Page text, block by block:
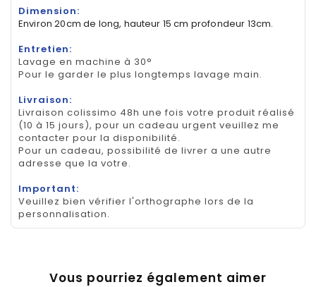
Dimension:
Environ 20cm de long, hauteur 15 cm profondeur 13cm.
Entretien:
Lavage en machine à 30°
Pour le garder le plus longtemps lavage main.
Livraison:
Livraison colissimo 48h une fois votre produit réalisé
(10 à 15 jours), pour un cadeau urgent veuillez me
contacter pour la disponibilité.
Pour un cadeau, possibilité de livrer a une autre
adresse que la votre.
Important:
Veuillez bien vérifier l'orthographe lors de la
personnalisation.
Vous pourriez également aimer